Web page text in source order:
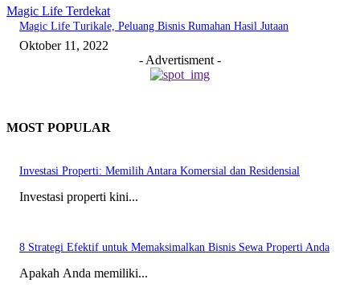
Magic Life Terdekat
Magic Life Turikale, Peluang Bisnis Rumahan Hasil Jutaan
Oktober 11, 2022
- Advertisment -
MOST POPULAR
Investasi Properti: Memilih Antara Komersial dan Residensial
Investasi properti kini...
8 Strategi Efektif untuk Memaksimalkan Bisnis Sewa Properti Anda
Apakah Anda memiliki...